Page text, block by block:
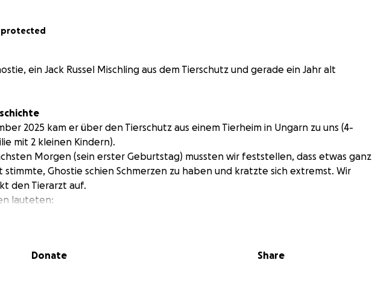
ein Jack Russel Mischling aus dem Tierschutz und gerade ein Jahr alt
2025 kam er über den Tierschutz aus einem Tierheim in Ungarn zu uns (4-
mit 2 kleinen Kindern).
Morgen (sein erster Geburtstag) mussten wir feststellen, dass etwas ganz
stimmte, Ghostie schien Schmerzen zu haben und kratzte sich extremst. Wir
den Tierarzt auf.
lauteten:
auf dem linken Auge
Donate Share